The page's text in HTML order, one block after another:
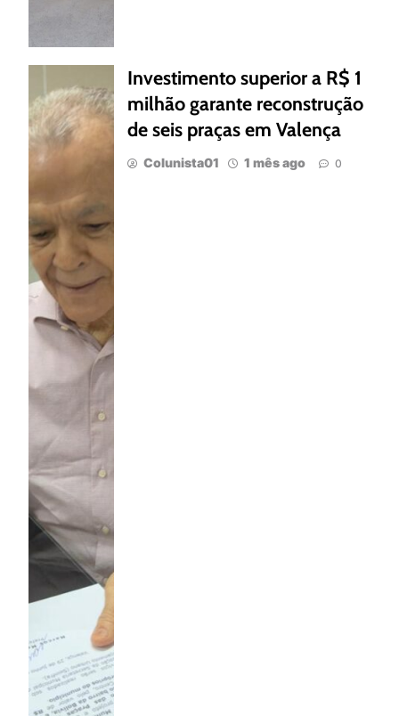
Investimento superior a R$ 1
milhão garante reconstrução
de seis praças em Valença
Colunista01 1 mês ago 0